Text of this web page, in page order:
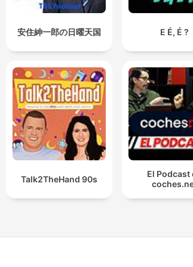
安住紳一郎の日曜天国 E É, É ?
Talk2TheHand 90s
El Podcast